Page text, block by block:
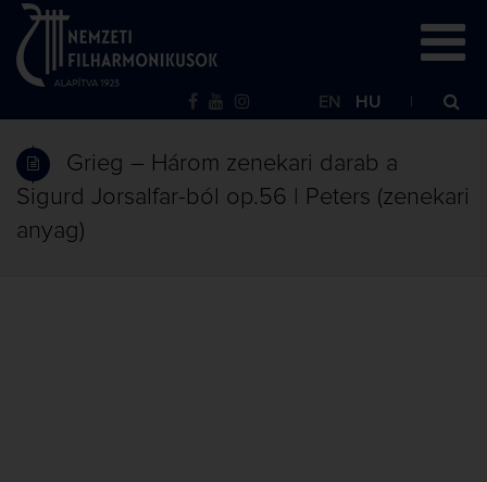
EN HU
Grieg – Három zenekari darab a
Sigurd Jorsalfar-ból op.56 | Peters (zenekari
anyag)